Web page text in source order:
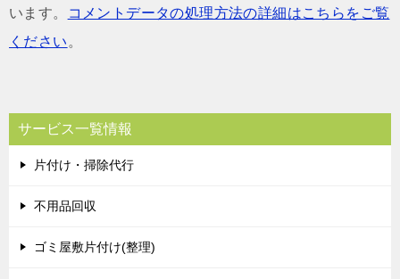
います。
コメントデータの処理方法の詳細はこちらをご覧
ください 。
サービス一覧情報
片付け・掃除代行
不用品回収
ゴミ屋敷片付け(整理)